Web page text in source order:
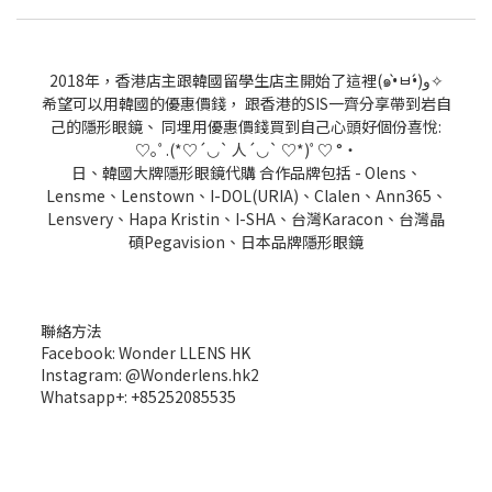
2018年，香港店主跟韓國留學生店主開始了這裡(๑•̀ㅂ•́)و✧
希望可以用韓國的優惠價錢， 跟香港的SIS一齊分享帶到岩自
己的隱形眼鏡、 同埋用優惠價錢買到自己心頭好個份喜悅:
♡｡ﾟ.(*♡´◡` 人´◡` ♡*)ﾟ♡ °・
日、韓國大牌隱形眼鏡代購 合作品牌包括 - Olens、
Lensme、Lenstown、I-DOL(URIA)、Clalen、Ann365、
Lensvery、Hapa Kristin、I-SHA、台灣Karacon、台灣晶
碩Pegavision、日本品牌隱形眼鏡
聯絡方法
Facebook: Wonder LLENS HK
Instagram: @Wonderlens.hk2
Whatsapp+: +85252085535